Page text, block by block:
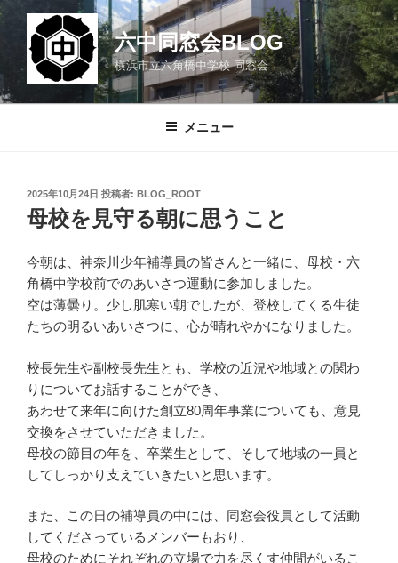
コ
ン
ツ
六中同窓会BLOG
横浜市立六角橋中学校 同窓会
メニュー
投
稿
日:
2025年10月24日 投稿者: BLOG_ROOT
母校を見守る朝に思うこと
今朝は、神奈川少年補導員の皆さんと一緒に、母校・六
角橋中学校前でのあいさつ運動に参加しました。
空は薄曇り。少し肌寒い朝でしたが、登校してくる生徒
たちの明るいあいさつに、心が晴れやかになりました。
校長先生や副校長先生とも、学校の近況や地域との関わ
りについてお話することができ、
あわせて来年に向けた創立80周年事業についても、意見
交換をさせていただきました。
母校の節目の年を、卒業生として、そして地域の一員と
してしっかり支えていきたいと思います。
また、この日の補導員の中には、同窓会役員として活動
してくださっているメンバーもおり、
母校のためにそれぞれの立場で力を尽くす仲間がいるこ